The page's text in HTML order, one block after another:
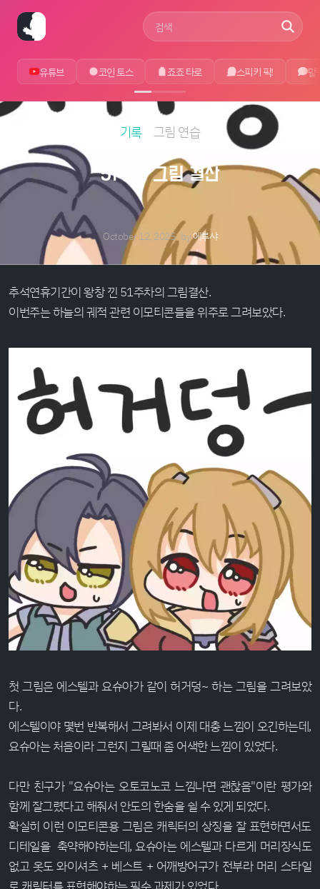
사이트 검색어
유튜브 코인 토스 죠죠 타로 스피키 픽! 말
기록 그림 연습
51주차 그림 결산
October 12, 2025 by에루샤
추석연휴기간이 왕창 낀 51주차의 그림결산.
이번주는 하늘의 궤적 관련 이모티콘들을 위주로 그려보았다.
첫 그림은 에스텔과 요슈아가 같이 허거덩~ 하는 그림을 그려보았
다.
에스텔이야 몇번 반복해서 그려봐서 이제 대충 느낌이 오긴하는데,
요슈아는 처음이라 그런지 그릴때 좀 어색한 느낌이 있었다.
다만 친구가 "요슈아는 오토코노코 느낌나면 괜찮음"이란 평가와
함께 잘그렸다고 해줘서 안도의 한숨을 쉴 수 있게 되었다.
확실히 이런 이모티콘용 그림은 캐릭터의 상징을 잘 표현하면서도
디테일을 축약해야하는데, 요슈아는 에스텔과 다르게 머리장식도
없고 옷도 와이셔츠 + 베스트 + 어깨방어구가 전부라 머리 스타일